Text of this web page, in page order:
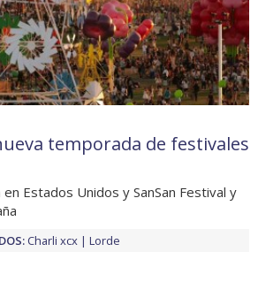
temporada de festivales
Estados Unidos y SanSan Festival y
Charli xcx Lorde